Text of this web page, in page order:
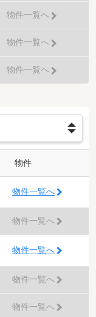
物件一覧へ
物件一覧へ
物件一覧へ
物件
物件一覧へ
物件一覧へ
物件一覧へ
物件一覧へ
物件一覧へ